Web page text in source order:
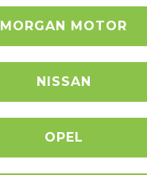
MORGAN MOTOR
NISSAN
OPEL